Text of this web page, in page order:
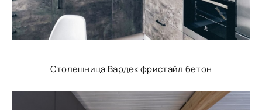
Столешница Вардек фристайл бетон